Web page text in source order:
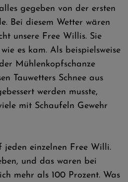
gegeben von der ersten
Bei diesem Wetter wären
unsere Free Willis. Sie
es kam. Als beispielsweise
Mühlenkopfschanze
Tauwetters Schnee aus
werden musste,
mit Schaufeln Gewehr
jeden einzelnen Free Willi.
und das waren bei
mehr als 100 Prozent. Was